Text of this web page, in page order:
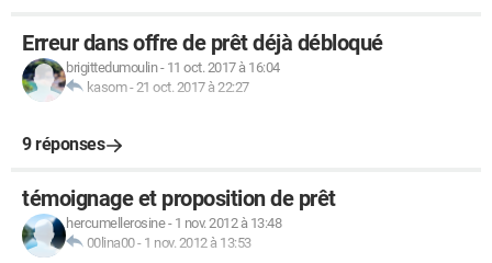
Erreur dans offre de prêt déjà débloqué
brigittedumoulin- 11 oct. 2017 à 16:04
kasom-21 oct. 2017 à 22:27
9 réponses
témoignage et proposition de prêt
hercumellerosine- 1 nov. 2012 à 13:48
00lina00- 1 nov. 2012 à 13:53